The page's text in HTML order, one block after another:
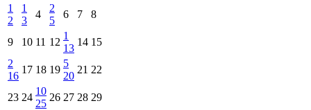
1
2
1
3
4
2
5
6 7 8
9 10 11 12
1
13
14 15
2
16
17 18 19
5
20
21 22
23 24
10
25
26 27 28 29